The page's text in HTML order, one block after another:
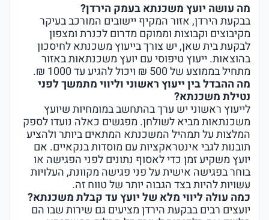
מה עושה יועץ משכנתא בעמק הירדן?
בבקעת הירדן, אזור המקיף יישובים המורכב בעיקר
מקיבוצים וקבוצות וממוקם מדרום לכנרת ומצפון
לבקעת בית שאן, יש צורך בייעוץ משכנתא לחיסכון
בהוצאות. ייעוץ טיפוסי עם יועץ משכנתאות באזור
מתחיל בממוצע של 500 ₪ ויכול להגיע עד 1000 ₪.
מה ההבדל בין ייעוץ ראשוני וליווי מתמשך לפני
נטילת משכנתא?
לייעוץ ראשוני יש ערך בהתחשב במומחיות שיועץ
משכנתאות מביא לשולחן. מפגשים כאלה נועדו לספק
המלצות על תמהיל המשכנתא המתאים ביותר ולהציע
תובנות לגבי אינטראקציות עם מוסדות בנקאיים. אם
יועץ משקיע זמן כדי לאסוף נתונים לפני הפגישה או
בוחר בפגישה אישית על פני פגישה מקוונת, העלויות
עשויות להיות בצד הגבוה יותר של טווח זה.
כמה עולה ליווי מלא של יועץ עד קבלת משכנתא?
יועצים רבים בבקעת הירדן מציעים גם שירות שבו הם